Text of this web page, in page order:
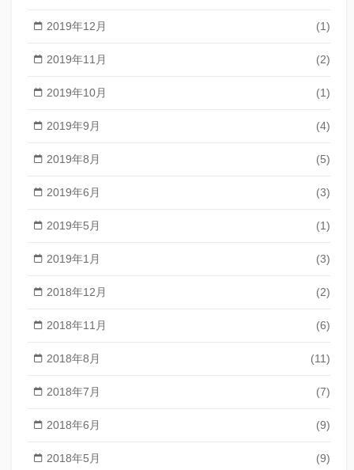
2019年12月 (1)
2019年11月 (2)
2019年10月 (1)
2019年9月 (4)
2019年8月 (5)
2019年6月 (3)
2019年5月 (1)
2019年1月 (3)
2018年12月 (2)
2018年11月 (6)
2018年8月 (11)
2018年7月 (7)
2018年6月 (9)
2018年5月 (9)